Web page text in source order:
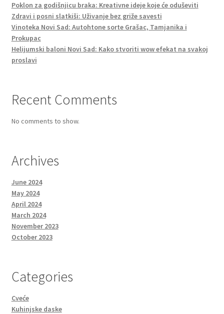
Poklon za godišnjicu braka: Kreativne ideje koje će oduševiti
Zdravi i posni slatkiši: Uživanje bez griže savesti
Vinoteka Novi Sad: Autohtone sorte Grašac, Tamjanika i
Prokupac
Helijumski baloni Novi Sad: Kako stvoriti wow efekat na svakoj
proslavi
Recent Comments
No comments to show.
Archives
June 2024
May 2024
April 2024
March 2024
November 2023
October 2023
Categories
Cveće
Kuhinjske daske